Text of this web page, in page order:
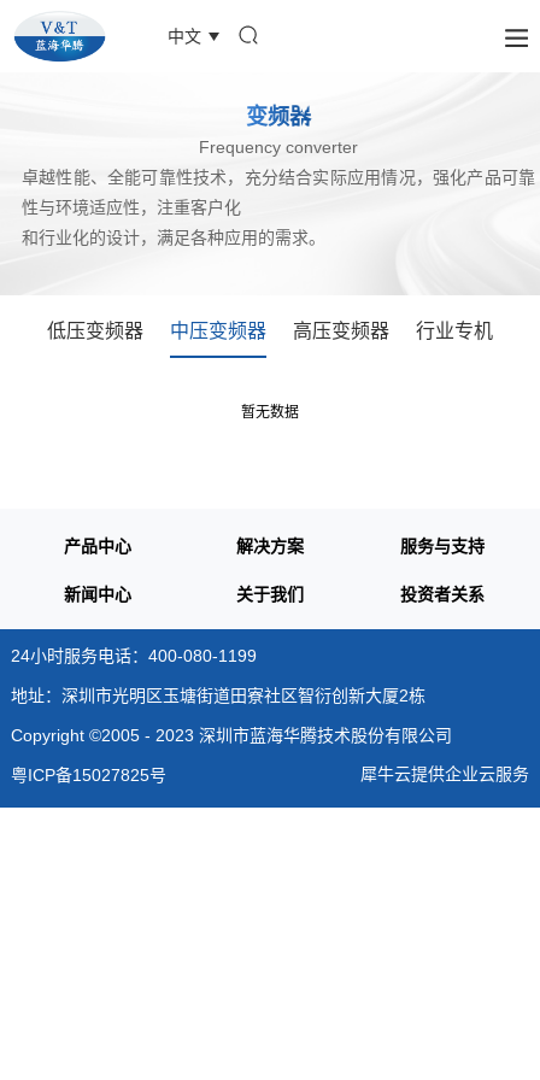
中文
变频器
Frequency converter
卓越性能、全能可靠性技术，充分结合实际应用情况，强化产品可靠
性与环境适应性，注重客户化
和行业化的设计，满足各种应用的需求。
低压变频器 中压变频器 高压变频器 行业专机
暂无数据
产品中心 解决方案 服务与支持
新闻中心 关于我们 投资者关系
24小时服务电话：400-080-1199
地址：深圳市光明区玉塘街道田寮社区智衍创新大厦2栋
Copyright ©2005 - 2023 深圳市蓝海华腾技术股份有限公司
粤ICP备15027825号 犀牛云提供企业云服务